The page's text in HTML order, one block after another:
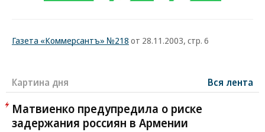
Газета «Коммерсантъ» №218 от 28.11.2003, стр. 6
Картина дня Вся лента
Матвиенко предупредила о риске
задержания россиян в Армении